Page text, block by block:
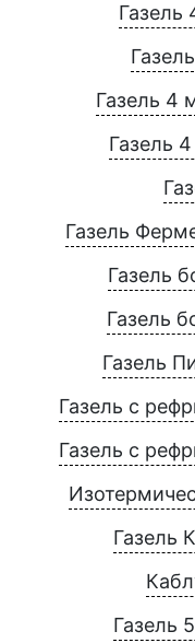
Газель
Газель 4
Газель
Газель
Газель
Газель
Газель
Газель с
Газель с
Газель
Газель